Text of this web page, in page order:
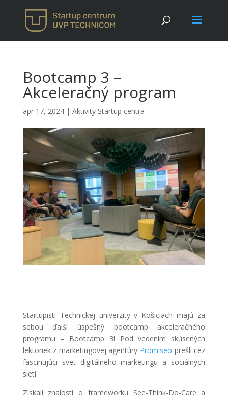
Bootcamp 3 –
Akceleračný program
apr 17, 2024| Aktivity Startup centra
Startupisti Technickej univerzity v Košiciach majú za
sebou ďalší úspešný bootcamp akceleračného
programu – Bootcamp 3! Pod vedením skúsených
lektoriek z marketingovej agentúry Promiseo prešli cez
fascinujúci svet digitálneho marketingu a sociálnych
sietí.
Získali znalosti o frameworku See-Think-Do-Care a